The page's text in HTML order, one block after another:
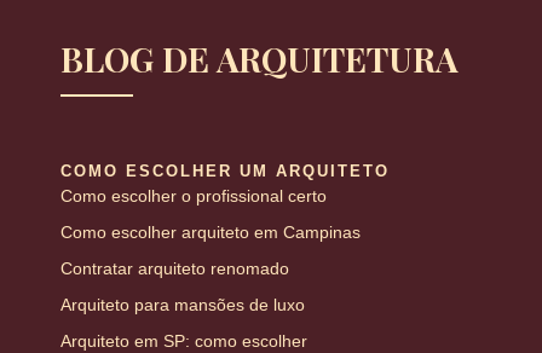
BLOG DE ARQUITETURA
COMO ESCOLHER UM ARQUITETO
Como escolher o profissional certo
Como escolher arquiteto em Campinas
Contratar arquiteto renomado
Arquiteto para mansões de luxo
Arquiteto em SP: como escolher